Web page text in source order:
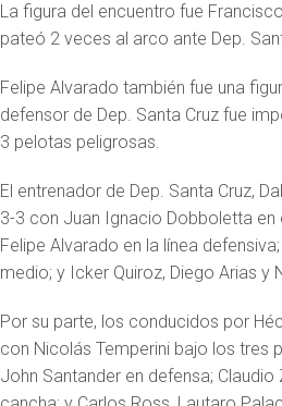
La figura del encuentro fue
pateó 2 veces al arco ante Dep.
Felipe Alvarado también fue una
defensor de Dep. Santa Cruz fue
3 pelotas peligrosas.
El entrenador de Dep. Santa Cruz,
3-3 con Juan Ignacio Dobboletta en
Felipe Alvarado en la línea
medio; y Icker Quiroz, Diego Arias y
Por su parte, los conducidos por
con Nicolás Temperini bajo los tres
John Santander en defensa;